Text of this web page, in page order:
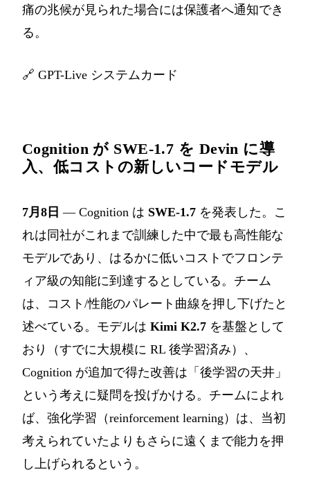
痛の兆候が見られた場合には保護者へ通知でき
る。
🔗 GPT-Live システムカード
Cognition が SWE-1.7 を Devin に導
入、低コストの新しいコードモデル
7月8日 — Cognition は SWE-1.7 を発表した。こ
れは同社がこれまで訓練した中で最も高性能な
モデルであり、はるかに低いコストでフロンテ
ィア級の知能に到達するとしている。チーム
は、コスト/性能のパレート曲線を押し下げたと
述べている。モデルは Kimi K2.7 を基盤として
おり（すでに大規模に RL 後学習済み）、
Cognition が追加で得た改善は「後学習の天井」
という考えに疑問を投げかける。チームによれ
ば、強化学習（reinforcement learning）は、当初
考えられていたよりもさらに遠くまで能力を押
し上げられるという。